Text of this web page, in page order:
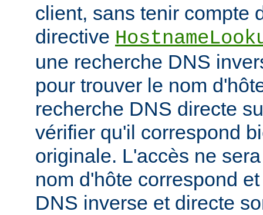
client, sans tenir compte
directive
une recherche DNS
pour trouver le nom
recherche DNS directe
vérifier qu'il correspond
originale. L'accès ne
nom d'hôte correspond
DNS inverse et directe